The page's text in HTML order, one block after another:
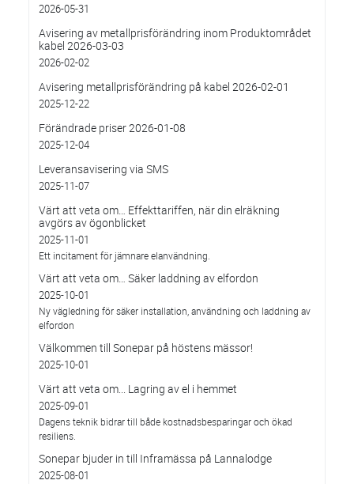
2026-05-31
Avisering av metallprisförändring inom Produktområdet
kabel 2026-03-03
2026-02-02
Avisering metallprisförändring på kabel 2026-02-01
2025-12-22
Förändrade priser 2026-01-08
2025-12-04
Leveransavisering via SMS
2025-11-07
Värt att veta om… Effekttariffen, när din elräkning
avgörs av ögonblicket
2025-11-01
Ett incitament för jämnare elanvändning.
Värt att veta om… Säker laddning av elfordon
2025-10-01
Ny vägledning för säker installation, användning och laddning av
elfordon
Välkommen till Sonepar på höstens mässor!
2025-10-01
Värt att veta om... Lagring av el i hemmet
2025-09-01
Dagens teknik bidrar till både kostnadsbesparingar och ökad
resiliens.
Sonepar bjuder in till Inframässa på Lannalodge
2025-08-01